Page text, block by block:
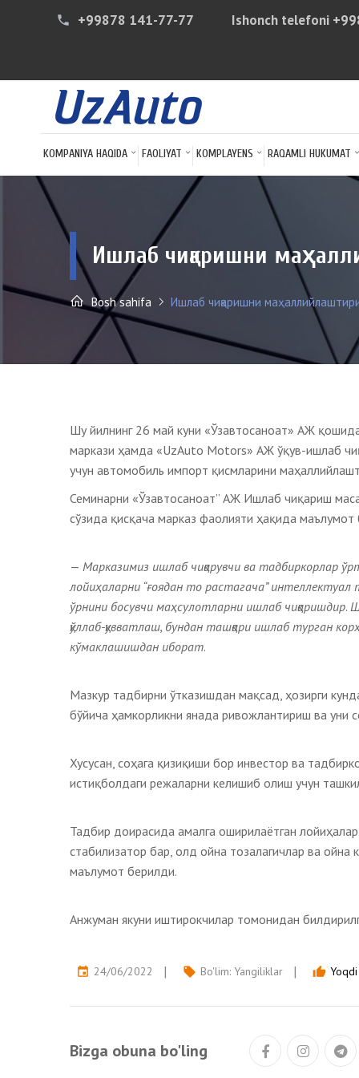
phone +99878 141-77-77 Ishonch telefoni
KOMPANIYA HAQIDA FAOLIYAT KOMPLAYENS RAQAMLI HUKUMAT
Ишлаб чиқаришни
Bosh sahifa Ишлаб чиқаришни
Шу йилнинг 26 май куни «Ўзавтосаноат» АЖ
маркази ҳамда «UzAuto Motors» АЖ ўқув-ишлаб
учун автомобиль импорт қисмларини
Семинарни «Ўзавтосаноат” АЖ Ишлаб чиқариш
сўзида қисқача марказ фаолияти ҳақида
— Марказимиз ишлаб чиқарувчи ва тадбиркорлар
лойиҳаларни “ғоядан то растагача” интеллектуал
ўрнини босувчи маҳсулотларни ишлаб чиқаришдир.
қўллаб-қувватлаш, бундан ташқари ишлаб турган
кўмаклашишдан иборат.
Мазкур тадбирни ўтказишдан мақсад, ҳозирги
бўйича ҳамкорликни янада ривожлантириш ва уни
Хусусан, соҳага қизиқиши бор инвестор ва
истиқболдаги режаларни келишиб олиш учун
Тадбир доирасида амалга оширилаётган
стабилизатор бар, олд ойна тозалагичлар ва ойна
маълумот берилди.
Анжуман якуни иштирокчилар томонидан
event 24/06/2022 local_offer Bo'lim: Yangiliklar thumb_up
Bizga obuna bo'ling